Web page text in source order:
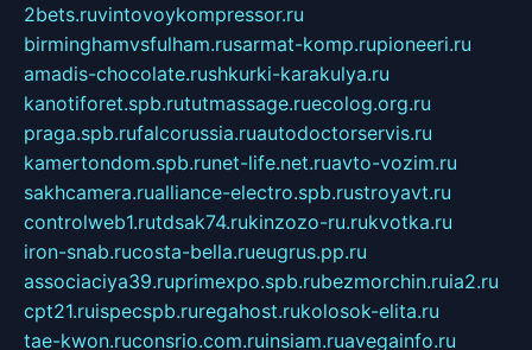
2bets.ruvintovoykompressor.ru
birminghamvsfulham.rusarmat-komp.rupioneeri.ru
amadis-chocolate.rushkurki-karakulya.ru
kanotiforet.spb.rututmassage.ruecolog.org.ru
praga.spb.rufalcorussia.ruautodoctorservis.ru
kamertondom.spb.runet-life.net.ruavto-vozim.ru
sakhcamera.rualliance-electro.spb.rustroyavt.ru
controlweb1.rutdsak74.rukinzozo-ru.rukvotka.ru
iron-snab.rucosta-bella.rueugrus.pp.ru
associaciya39.ruprimexpo.spb.rubezmorchin.ruia2.ru
cpt21.ruispecspb.ruregahost.rukolosok-elita.ru
tae-kwon.ruconsrio.com.ruinsiam.ruavegainfo.ru